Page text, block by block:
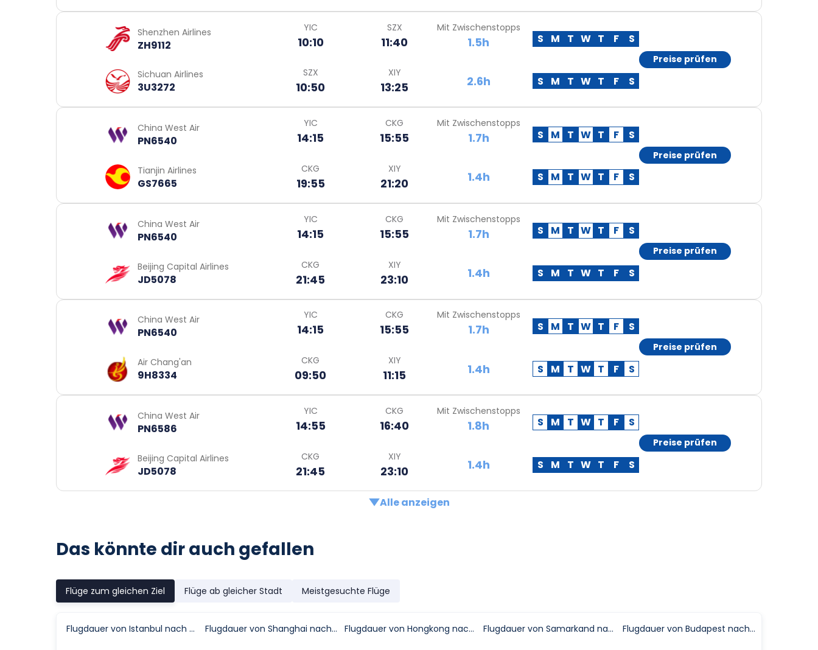
Shenzhen Airlines
ZH9112
YIC
10:10
SZX
11:40
Mit Zwischenstopps
1.5h S M T W T F S
Sichuan Airlines
3U3272
SZX
10:50
XIY
13:25 2.6h S M T W T F S
Preise prüfen
China West Air
PN6540
YIC
14:15
CKG
15:55
Mit Zwischenstopps
1.7h S M T W T F S
Tianjin Airlines
GS7665
CKG
19:55
XIY
21:20 1.4h S M T W T F S
Preise prüfen
China West Air
PN6540
YIC
14:15
CKG
15:55
Mit Zwischenstopps
1.7h S M T W T F S
Beijing Capital Airlines
JD5078
CKG
21:45
XIY
23:10 1.4h S M T W T F S
Preise prüfen
China West Air
PN6540
YIC
14:15
CKG
15:55
Mit Zwischenstopps
1.7h S M T W T F S
Air Chang'an
9H8334
CKG
09:50
XIY
11:15 1.4h S M T W T F S
Preise prüfen
China West Air
PN6586
YIC
14:55
CKG
16:40
Mit Zwischenstopps
1.8h S M T W T F S
Beijing Capital Airlines
JD5078
CKG
21:45
XIY
23:10 1.4h S M T W T F S
Preise prüfen
Alle anzeigen
Das könnte dir auch gefallen
Flüge zum gleichen Ziel Flüge ab gleicher Stadt Meistgesuchte Flüge
Flugdauer von Istanbul nach Xi An (Xi'an) Flugdauer von Shanghai nach Xi An (Xi'an) Flugdauer von Hongkong nach Xi An (Xi'an) Flugdauer von Samarkand nach Xi An (Xi'an) Flugdauer von Budapest nach Xi An (Xi'an)